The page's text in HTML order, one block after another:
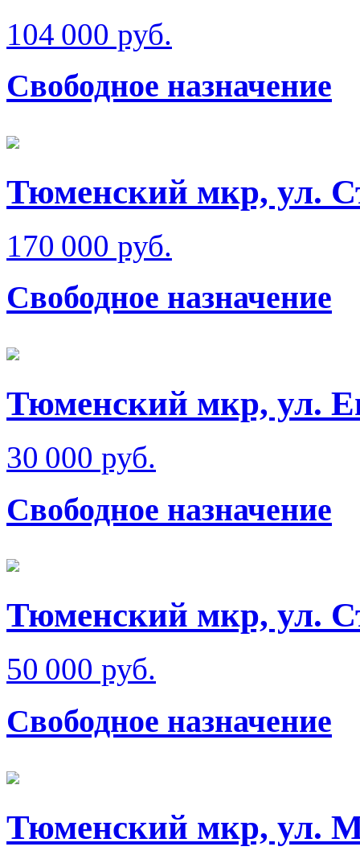
104 000 руб.
Свободное назначение
Тюменский мкр, ул.
170 000 руб.
Свободное назначение
Тюменский мкр, ул.
30 000 руб.
Свободное назначение
Тюменский мкр, ул.
50 000 руб.
Свободное назначение
Тюменский мкр, ул.